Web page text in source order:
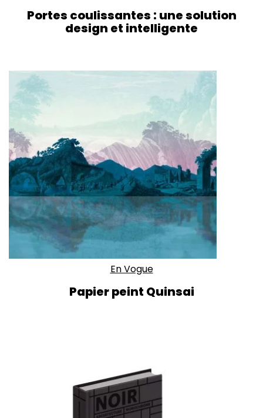
Portes coulissantes : une solution
design et intelligente
En Vogue
Papier peint Quinsai